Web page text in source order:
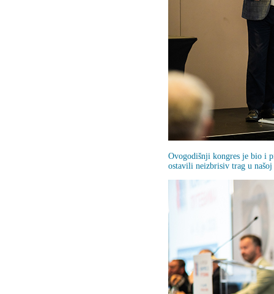
Ovogodišnji kongres je bio i
ostavili neizbrisiv trag u